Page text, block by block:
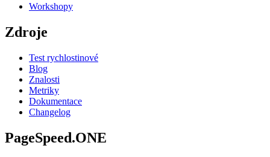
Workshopy
Zdroje
Test rychlostinové
Blog
Znalosti
Metriky
Dokumentace
Changelog
PageSpeed.ONE